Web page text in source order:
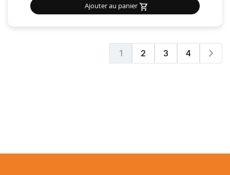
Ajouter au panier
Page
Vous
lisez
1 Page
2 Page
3 Page
4